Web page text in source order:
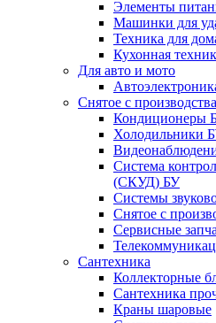
Элементы
Машинки для
Техника для
Кухонная
Для авто и мото
Снятое с
Кондиционеры
Холодильники
Система
(СКУД) БУ
Системы
Снятое с
Сервисные
Сантехника
Коллекторные
Сантехника
Краны шаровые